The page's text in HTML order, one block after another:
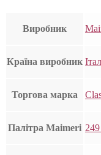
Виробник
Країна виробник
Торгова марка
Палітра Maimeri